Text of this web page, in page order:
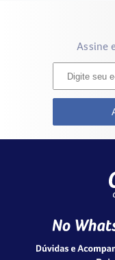
Assine